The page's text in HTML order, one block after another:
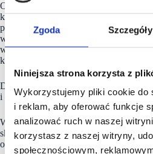
Zgoda Szczegóły
Niniejsza strona korzysta z
Wykorzystujemy pliki cookie do
i reklam, aby oferować funkcje
analizować ruch w naszej
korzystasz z naszej witryny,
społecznościowym,
Otwartych zostało netto 48 nowych
kwartale. Wzrost liczby sklepów netto
przez Europę Środkowo-Wschodnią,
w regionie, w tym 14 nowych sklepów
w Rumunii i Serbii. i Serbii. W
koncentrowały się we Włoszech i
Dealz Polska otworzył 8 nowych
i obecnie prowadzi łącznie 324 sklepy
W przypadku sklepów sieci Poundland
sklepów netto w tym okresie, w dużej
odzwierciedlających likwidację